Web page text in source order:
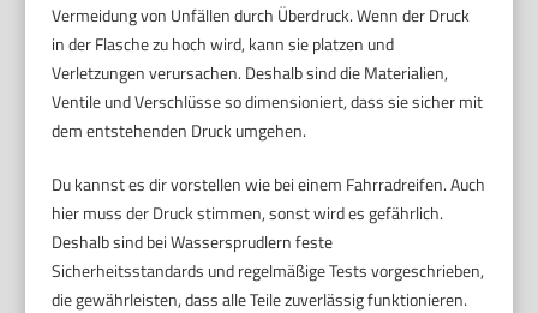
Vermeidung von Unfällen durch Überdruck. Wenn der Druck
in der Flasche zu hoch wird, kann sie platzen und
Verletzungen verursachen. Deshalb sind die Materialien,
Ventile und Verschlüsse so dimensioniert, dass sie sicher mit
dem entstehenden Druck umgehen.
Du kannst es dir vorstellen wie bei einem Fahrradreifen. Auch
hier muss der Druck stimmen, sonst wird es gefährlich.
Deshalb sind bei Wassersprudlern feste
Sicherheitsstandards und regelmäßige Tests vorgeschrieben,
die gewährleisten, dass alle Teile zuverlässig funktionieren.